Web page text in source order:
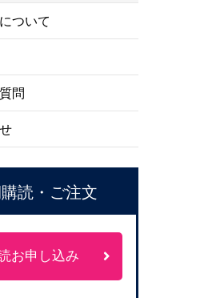
ついて
問
読・ご注文
お申し込み